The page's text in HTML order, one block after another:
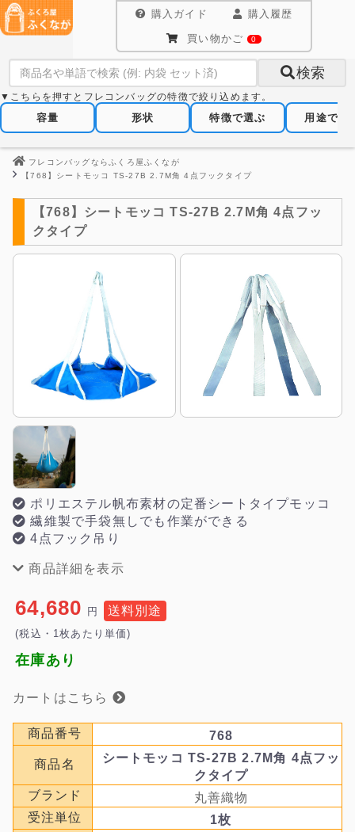
購入ガイド 購入履歴
買い物かご 0
検索
▼こちらを押すとフレコンバッグの特徴で絞り込めます。
容量 形状 特徴で選ぶ 用途で選
フレコンバッグならふくろ屋ふくなが
【768】シートモッコ TS-27B 2.7M角 4点フックタイプ
【768】シートモッコ TS-27B 2.7M角 4点フッ
クタイプ
ポリエステル帆布素材の定番シートタイプモッコ
繊維製で手袋無しでも作業ができる
4点フック吊り
商品詳細を表示
64,680 円 送料別途
(税込・1枚あたり単価)
在庫あり
カートはこちら
商品番号 768
商品名
シートモッコ TS-27B 2.7M角 4点フッ
クタイプ
ブランド
丸善織物
受注単位
1枚